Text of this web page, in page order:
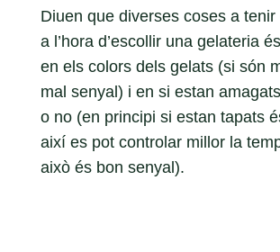
Diuen que diverses coses a
a l’hora d’escollir una gelateria
en els colors dels gelats (si són
mal senyal) i en si estan
o no (en principi si estan tapats
així es pot controlar millor la
això és bon senyal).